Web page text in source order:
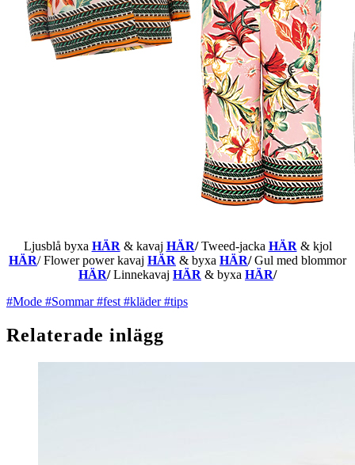
Ljusblå byxa HÄR& kavaj HÄR/Tweed-jacka HÄR & kjol
HÄR/ Flower power kavaj HÄR & byxa HÄR/Gul med blommor
HÄR/Linnekavaj HÄR & byxa HÄR/
#Mode #Sommar#fest#kläder#tips
Relaterade inlägg